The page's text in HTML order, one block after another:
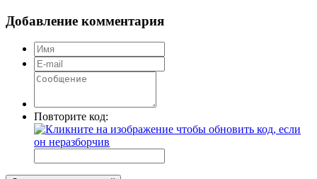
Добавление комментария
Повторите код: